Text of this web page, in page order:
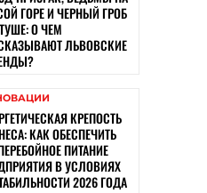
ГОРЕ И ЧЕРНЫЙ ГРОБ
О ЧЕМ
ЛЬВОВСКИЕ
КРЕПОСТЬ
КАК ОБЕСПЕЧИТЬ
ПИТАНИЕ
В УСЛОВИЯХ
2026 ГОДА